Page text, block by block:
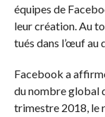
équipes de
leur création. Au
tués dans l’œuf au
Facebook a
du nombre global
trimestre 2018, le